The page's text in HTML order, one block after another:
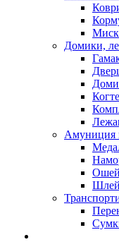
Домики,
Амуниция